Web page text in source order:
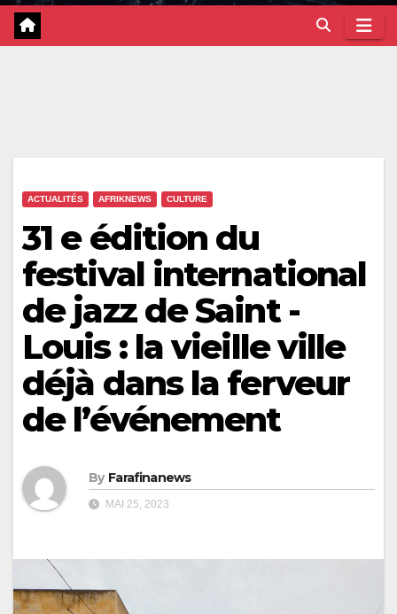
ACTUALITÉS AFRIKNEWS CULTURE
31 e édition du
festival international
de jazz de Saint -
Louis : la vieille ville
déjà dans la ferveur
de l’événement
By Farafinanews
MAI 25, 2023